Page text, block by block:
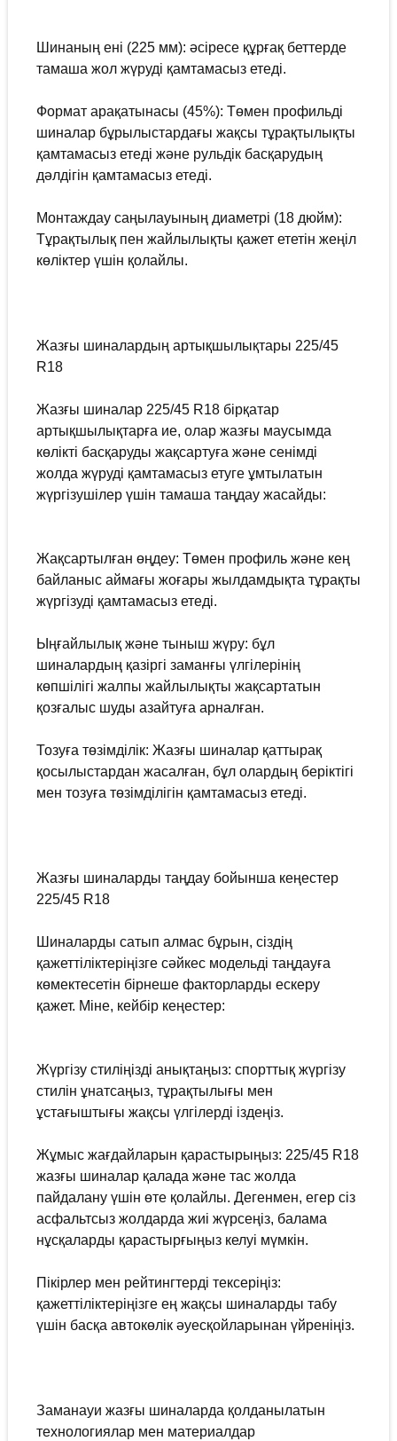
Шинаның ені (225 мм): әсіресе құрғақ беттерде
тамаша жол жүруді қамтамасыз етеді.
Формат арақатынасы (45%): Төмен профильді
шиналар бұрылыстардағы жақсы тұрақтылықты
қамтамасыз етеді және рульдік басқарудың
дәлдігін қамтамасыз етеді.
Монтаждау саңылауының диаметрі (18 дюйм):
Тұрақтылық пен жайлылықты қажет ететін жеңіл
көліктер үшін қолайлы.
Жазғы шиналардың артықшылықтары 225/45
R18
Жазғы шиналар 225/45 R18 бірқатар
артықшылықтарға ие, олар жазғы маусымда
көлікті басқаруды жақсартуға және сенімді
жолда жүруді қамтамасыз етуге ұмтылатын
жүргізушілер үшін тамаша таңдау жасайды:
Жақсартылған өңдеу: Төмен профиль және кең
байланыс аймағы жоғары жылдамдықта тұрақты
жүргізуді қамтамасыз етеді.
Ыңғайлылық және тыныш жүру: бұл
шиналардың қазіргі заманғы үлгілерінің
көпшілігі жалпы жайлылықты жақсартатын
қозғалыс шуды азайтуға арналған.
Тозуға төзімділік: Жазғы шиналар қаттырақ
қосылыстардан жасалған, бұл олардың беріктігі
мен тозуға төзімділігін қамтамасыз етеді.
Жазғы шиналарды таңдау бойынша кеңестер
225/45 R18
Шиналарды сатып алмас бұрын, сіздің
қажеттіліктеріңізге сәйкес модельді таңдауға
көмектесетін бірнеше факторларды ескеру
қажет. Міне, кейбір кеңестер:
Жүргізу стиліңізді анықтаңыз: спорттық жүргізу
стилін ұнатсаңыз, тұрақтылығы мен
ұстағыштығы жақсы үлгілерді іздеңіз.
Жұмыс жағдайларын қарастырыңыз: 225/45 R18
жазғы шиналар қалада және тас жолда
пайдалану үшін өте қолайлы. Дегенмен, егер сіз
асфальтсыз жолдарда жиі жүрсеңіз, балама
нұсқаларды қарастырғыңыз келуі мүмкін.
Пікірлер мен рейтингтерді тексеріңіз:
қажеттіліктеріңізге ең жақсы шиналарды табу
үшін басқа автокөлік әуесқойларынан үйреніңіз.
Заманауи жазғы шиналарда қолданылатын
технологиялар мен материалдар